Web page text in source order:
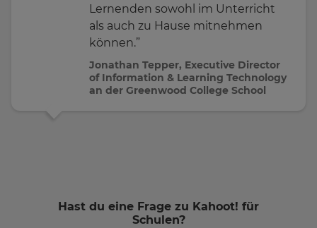
Lernenden sowohl im Unterricht
als auch zu Hause mitnehmen
können.”
Jonathan Tepper, Executive Director
of Information & Learning Technology
an der Greenwood College School
Hast du eine Frage zu Kahoot! für
Schulen?